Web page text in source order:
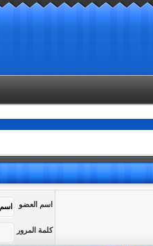
اسم العضو
كلمة المرور